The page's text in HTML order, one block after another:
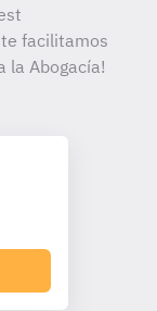
facilitamos
la Abogacía!